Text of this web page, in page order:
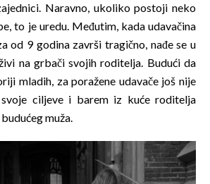
Naravno, ukoliko postoji neko
to je uredu. Međutim, kada udavačina
od 9 godina završi tragično, nađe se u
na grbači svojih roditelja. Budući da
mladih, za poražene udavače još nije
ciljeve i barem iz kuće roditelja
muža.